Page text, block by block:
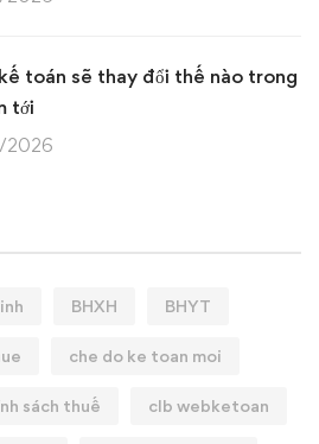
toán sẽ thay đổi thế nào trong
tới
2026
BHXH BHYT
che do ke toan moi
sách thuế clb webketoan